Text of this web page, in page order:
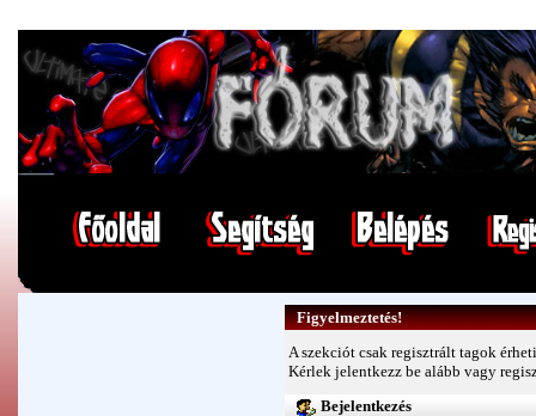
Figyelmeztetés!
A szekciót csak regisztrált tagok
Kérlek jelentkezz be alább vagy
Bejelentkezés